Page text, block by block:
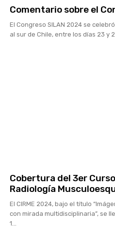
Comentario sobre el
El Congreso SILAN 2024 se
al sur de Chile, entre los días 23 y
Cobertura del 3er
Radiología
El CIRME 2024, bajo el título
con mirada multidisciplinaria”, se
1...